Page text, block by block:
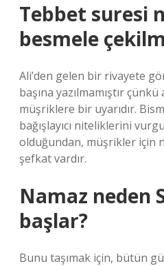
Tebbet suresi
besmele
Ali’den gelen bir rivayete
başına yazılmamıştır
müşriklere bir uyarıdır.
bağışlayıcı niteliklerini
olduğundan, müşrikler için
şefkat vardır.
Namaz neden
başlar?
Bunu taşımak için, bütün